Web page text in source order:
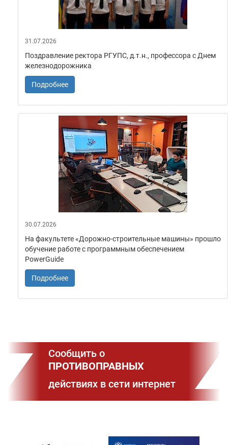
31.07.2026
Поздравление ректора РГУПС, д.т.н., профессора с Днем
железнодорожника
Подробнее
30.07.2026
На факультете «Дорожно‑строительные машины» прошло
обучение работе с программным обеспечением
PowerGuide
Подробнее
Сообщить о
ПРОТИВОПРАВНЫХ
действиях в сети интернет